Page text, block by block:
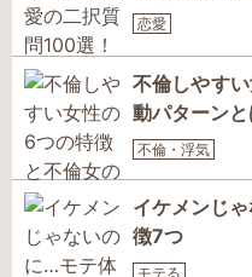
恋愛
不倫しやす
動パターンと
不倫・浮気
イケメンじ
徴7つ
モテる